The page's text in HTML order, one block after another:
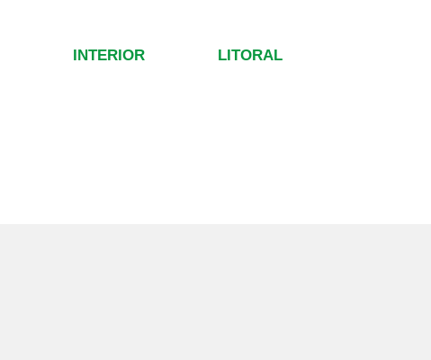
INTERIOR LITORAL